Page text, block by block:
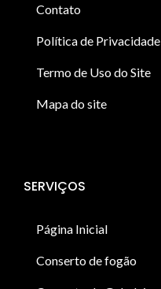
Contato
Política de Privacidade
Termo de Uso do Site
Mapa do site
SERVIÇOS
Página Inicial
Conserto de fogão